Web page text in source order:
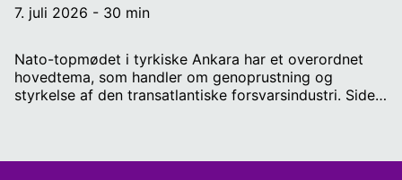
7. juli 2026 - 30 min
Nato-topmødet i tyrkiske Ankara har et overordnet
hovedtema, som handler om genoprustning og
styrkelse af den transatlantiske forsvarsindustri. Siden
målsætningen om at bruge 5 pct. af BNP på forsvar.